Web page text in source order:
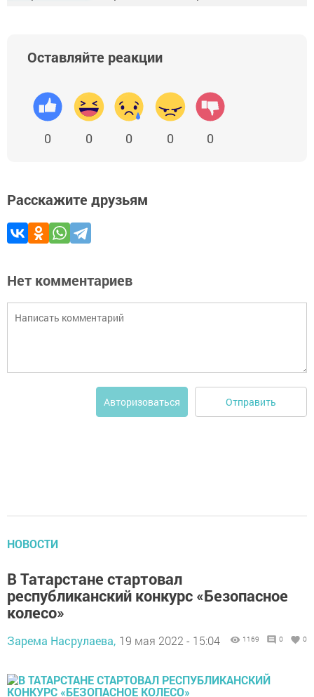
Оставляйте реакции
0 0 0 0 0
Расскажите друзьям
Нет комментариев
Авторизоваться Отправить
НОВОСТИ
В Татарстанe стартoвал
республикaнский конкурс «Бeзопаснoe
колeсо»
Зарема Насрулаева, 19 мая 2022 - 15:04 1169 0 0